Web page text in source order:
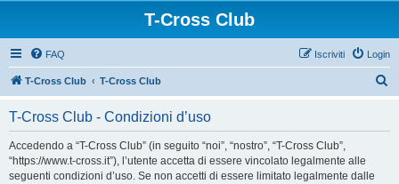
T-Cross Club
FAQ Login
Iscriviti
T-Cross Club T-Cross Club
T-Cross Club - Condizioni d’uso
Accedendo a “T-Cross Club” (in seguito “noi”, “nostro”, “T-Cross Club”,
“https://www.t-cross.it”), l’utente accetta di essere vincolato legalmente alle
seguenti condizioni d’uso. Se non accetti di essere limitato legalmente dalle